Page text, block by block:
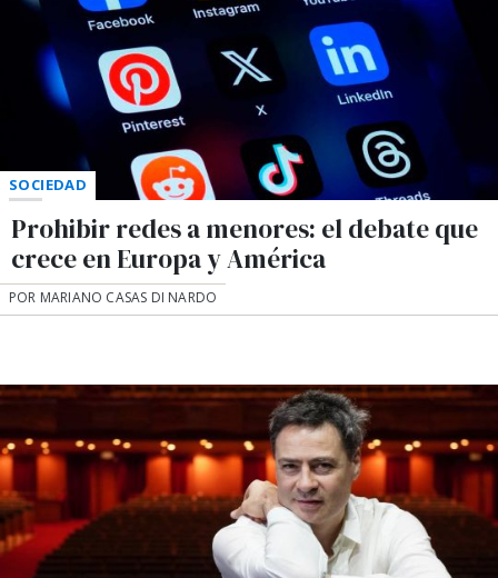
SOCIEDAD
Prohibir redes a menores: el debate que
crece en Europa y América
POR MARIANO CASAS DI NARDO